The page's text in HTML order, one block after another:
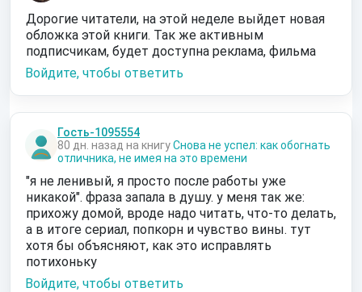
Дорогие читатели, на этой неделе выйдет новая
обложка этой книги. Так же активным
подписчикам, будет доступна реклама, фильма
Войдите, чтобы ответить
Гость-1095554
80 дн. назад на книгуСнова не успел: как обогнать
отличника, не имея на это времени
"я не ленивый, я просто после работы уже
никакой". фраза запала в душу. у меня так же:
прихожу домой, вроде надо читать, что-то делать,
а в итоге сериал, попкорн и чувство вины. тут
хотя бы объясняют, как это исправлять
потихоньку
Войдите, чтобы ответить